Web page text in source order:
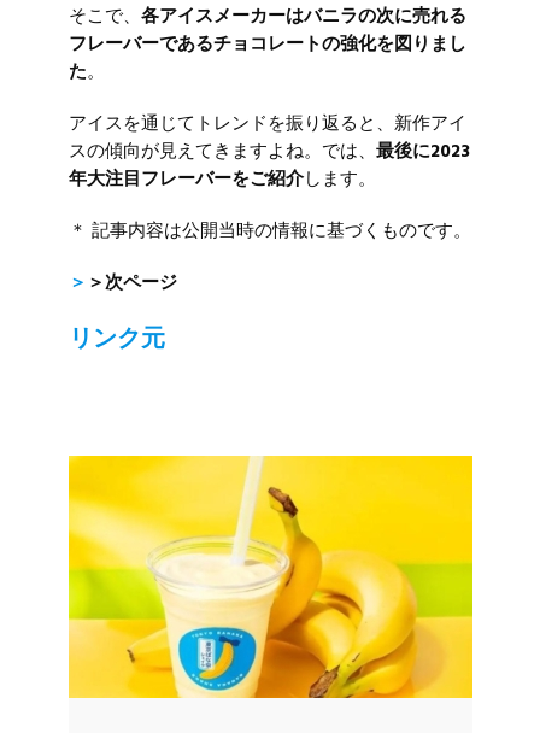
そこで、 各アイスメーカーはバニラの次に売れる
フレーバーであるチョコレートの強化を図りまし
た。
アイスを通じてトレンドを振り返ると、新作アイ
スの傾向が見えてきますよね。では、 最後に2023
年大注目フレーバーをご紹介します。
＊ 記事内容は公開当時の情報に基づくものです。
＞ ＞次ページ
リンク元